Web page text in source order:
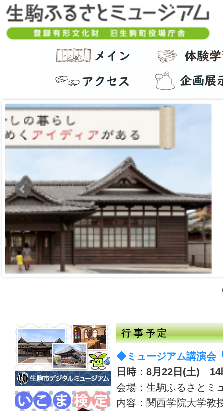
◆ミュージアム講演会
日時：8月22日(土) 14
会場：生駒ふるさとミ
内容：関西学院大学教